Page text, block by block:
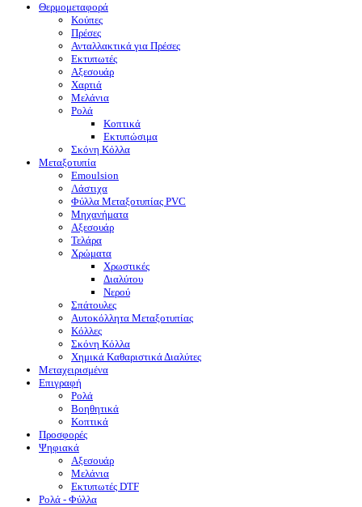
Θερμομεταφορά
Κούπες
Πρέσες
Ανταλλακτικά για Πρέσες
Εκτυπωτές
Αξεσουάρ
Χαρτιά
Μελάνια
Ρολά
Κοπτικά
Εκτυπώσιμα
Σκόνη Κόλλα
Μεταξοτυπία
Emoulsion
Λάστιχα
Φύλλα Μεταξοτυπίας PVC
Μηχανήματα
Αξεσουάρ
Τελάρα
Χρώματα
Χρωστικές
Διαλύτου
Νερού
Σπάτουλες
Αυτοκόλλητα Μεταξοτυπίας
Κόλλες
Σκόνη Κόλλα
Χημικά Καθαριστικά Διαλύτες
Μεταχειρισμένα
Επιγραφή
Ρολά
Βοηθητικά
Κοπτικά
Προσφορές
Ψηφιακά
Αξεσουάρ
Μελάνια
Eκτυπωτές DTF
Ρολά - Φύλλα